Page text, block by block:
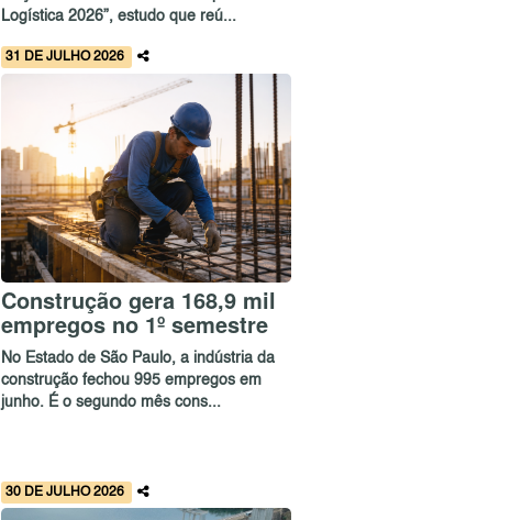
Logística 2026”, estudo que reú...
31 DE JULHO 2026
Construção gera 168,9 mil
empregos no 1º semestre
No Estado de São Paulo, a indústria da
construção fechou 995 empregos em
junho. É o segundo mês cons...
30 DE JULHO 2026